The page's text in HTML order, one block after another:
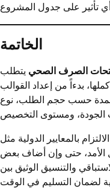
الخاتمة
فتحات الصرف الصحي يتطلب
بدءاً من إعداد القوالب
حسب حجم الطلب، نوع
الالتزام بالمعايير الدولية مثل EN 124 وإجراءات الجودة المعتمدة
الأمد، حتى وإن أضاف بعض
والتنسيق الوثيق بين
لضمان التسليم في الوقت